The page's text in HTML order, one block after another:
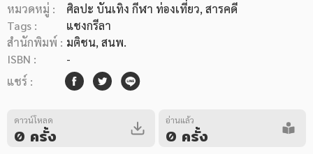
หมวดหมู่หนังสือ
หมวดหมู่ยอดนิยม
หนังสือออกใหม่ หนังสือยอดนิยม หนังสือเช่า
หมวดหมู่ :
ศิลปะ บันเทิง กีฬา ท่องเที่ยว, สารคดี
Tags :
แชงกรีลา
สำนักพิมพ์ : มติชน, สนพ.
ISBN :
-
แชร์ :
ดาวน์โหลด
0 ครั้ง
อ่านแล้ว
0 ครั้ง